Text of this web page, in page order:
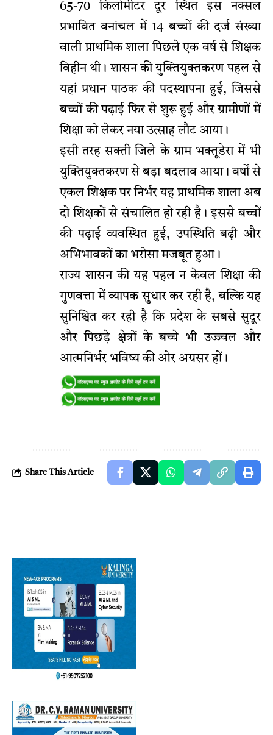
65-70 किलोमीटर दूर स्थित इस नक्सल
प्रभावित वनांचल में 14 बच्चों की दर्ज संख्या
वाली प्राथमिक शाला पिछले एक वर्ष से शिक्षक
विहीन थी। शासन की युक्तियुक्तकरण पहल से
यहां प्रधान पाठक की पदस्थापना हुई, जिससे
बच्चों की पढ़ाई फिर से शुरू हुई और ग्रामीणों में
शिक्षा को लेकर नया उत्साह लौट आया।
इसी तरह सक्ती जिले के ग्राम भक्तूडेरा में भी
युक्तियुक्तकरण से बड़ा बदलाव आया। वर्षों से
एकल शिक्षक पर निर्भर यह प्राथमिक शाला अब
दो शिक्षकों से संचालित हो रही है। इससे बच्चों
की पढ़ाई व्यवस्थित हुई, उपस्थिति बढ़ी और
अभिभावकों का भरोसा मजबूत हुआ।
राज्य शासन की यह पहल न केवल शिक्षा की
गुणवत्ता में व्यापक सुधार कर रही है, बल्कि यह
सुनिश्चित कर रही है कि प्रदेश के सबसे सुदूर
और पिछड़े क्षेत्रों के बच्चे भी उज्ज्वल और
आत्मनिर्भर भविष्य की ओर अग्रसर हों।
Share This Article